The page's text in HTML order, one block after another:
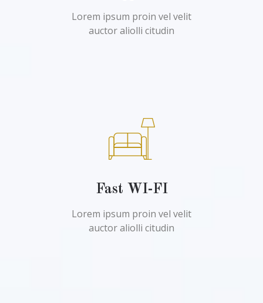
Lorem ipsum proin vel velit
auctor aliolli citudin
Fast WI-FI
Lorem ipsum proin vel velit
auctor aliolli citudin